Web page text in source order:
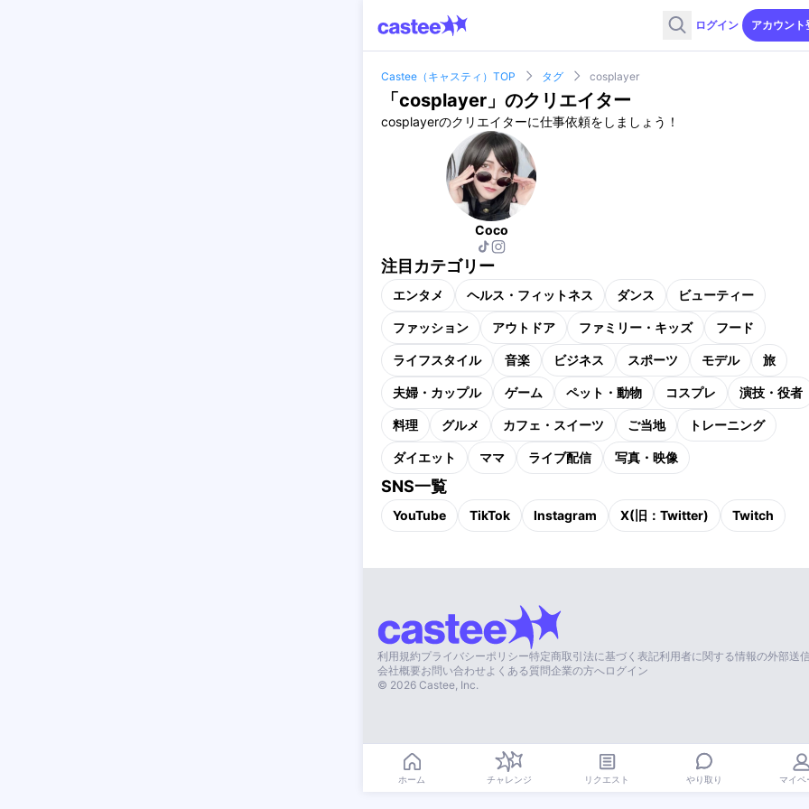
ログイン アカウント
Castee（キャスティ）TOP タグ cosplayer
「cosplayer 」のクリエイター
cosplayerのクリエイターに仕事依頼をしましょう！
Coco
注目カテゴリー
エンタメ ヘルス・フィットネス ダンス ビューティー
ファッション アウトドア ファミリー・キッズ フード
ライフスタイル 音楽 ビジネス スポーツ モデル 旅
夫婦・カップル ゲーム ペット・動物 コスプレ 演技・役者
料理 グルメ カフェ・スイーツ ご当地 トレーニング
ダイエット ママ ライブ配信 写真・映像
SNS一覧
YouTube TikTok Instagram X(旧：Twitter) Twitch
利用規約プライバシーポリシー特定商取引法に基づく表記利用者に関する情報の外部送
会社概要お問い合わせ よくある質問企業の方へログイン
© 2026 Castee, Inc.
ホーム チャレンジ リクエスト やり取り マイペ